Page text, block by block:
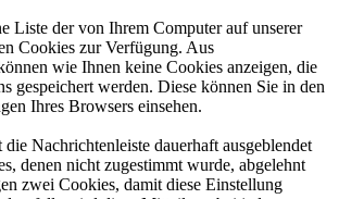
Liste der von Ihrem Computer auf unserer
Cookies zur Verfügung. Aus
wie Ihnen keine Cookies anzeigen, die
gespeichert werden. Diese können Sie in den
Ihres Browsers einsehen.
Nachrichtenleiste dauerhaft ausgeblendet
denen nicht zugestimmt wurde, abgelehnt
zwei Cookies, damit diese Einstellung